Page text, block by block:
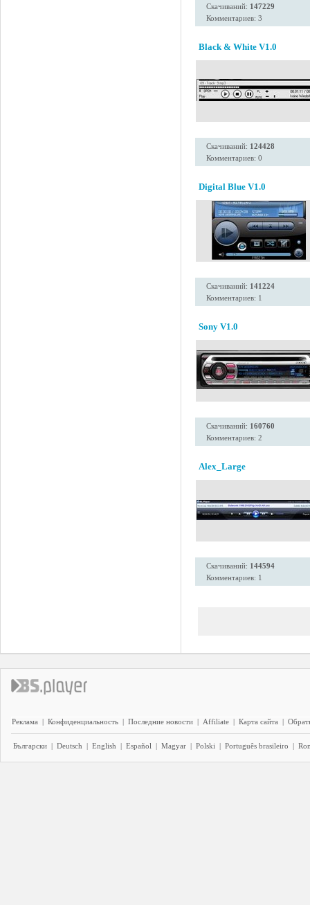
Скачиваний: 147229
Комментариев: 3
Black & White V1.0
Скачиваний: 124428
Комментариев: 0
Digital Blue V1.0
Скачиваний: 141224
Комментариев: 1
Sony V1.0
Скачиваний: 160760
Комментариев: 2
Alex_Large
Скачиваний: 144594
Комментариев: 1
Реклама | Конфиденциальность | Последние новости | Affiliate | Карта сайта |
Български | Deutsch | English | Español | Magyar | Polski | Português brasileiro |